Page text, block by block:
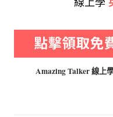
Amazing Talker 線上